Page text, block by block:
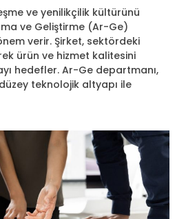
ve yenilikçilik kültürünü
ve Geliştirme (Ar-Ge)
verir. Şirket, sektördeki
ürün ve hizmet kalitesini
hedefler. Ar-Ge departmanı,
teknolojik altyapı ile